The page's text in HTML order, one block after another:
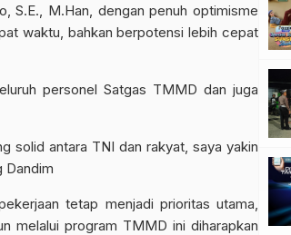
S.E., M.Han, dengan penuh optimisme
waktu, bahkan berpotensi lebih cepat
personel Satgas TMMD dan juga
solid antara TNI dan rakyat, saya yakin
Dandim
tetap menjadi prioritas utama,
melalui program TMMD ini diharapkan